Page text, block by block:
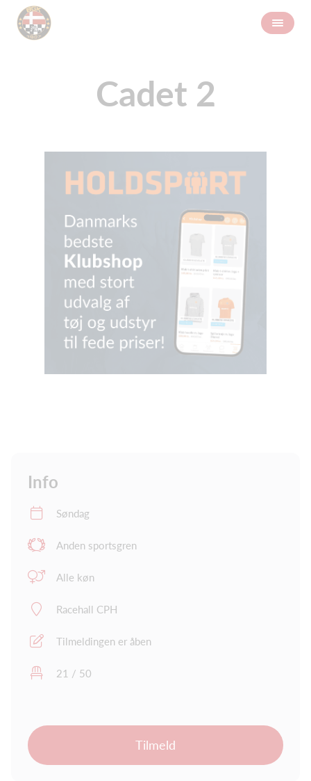
Cadet 2
Info
Søndag
Anden sportsgren
Alle køn
Racehall CPH
Tilmeldingen er åben
21 / 50
Tilmeld